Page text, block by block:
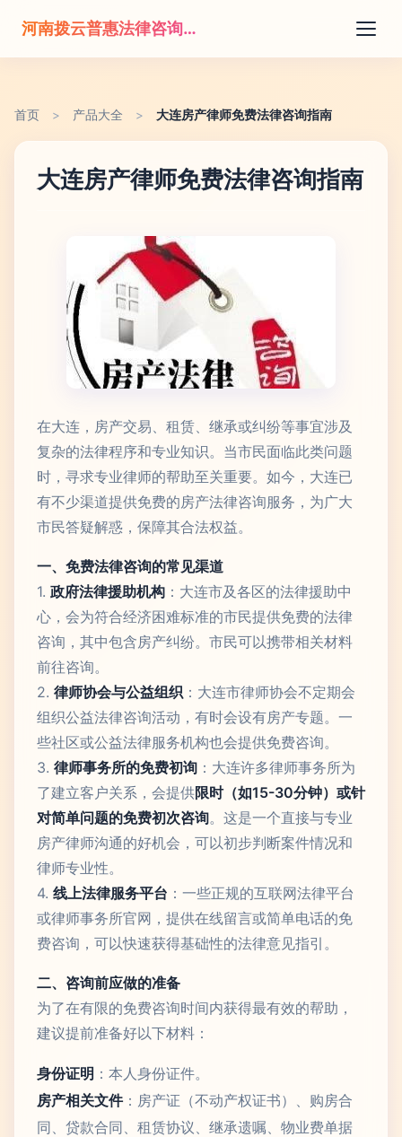
河南拨云普惠法律咨询有限公司
首页 > 产品大全 > 大连房产律师免费法律咨询指南
大连房产律师免费法律咨询指南
在大连，房产交易、租赁、继承或纠纷等事宜涉及
复杂的法律程序和专业知识。当市民面临此类问题
时，寻求专业律师的帮助至关重要。如今，大连已
有不少渠道提供免费的房产法律咨询服务，为广大
市民答疑解惑，保障其合法权益。
一、免费法律咨询的常见渠道
1. 政府法律援助机构 ：大连市及各区的法律援助中
心，会为符合经济困难标准的市民提供免费的法律
咨询，其中包含房产纠纷。市民可以携带相关材料
前往咨询。
2. 律师协会与公益组织 ：大连市律师协会不定期会
组织公益法律咨询活动，有时会设有房产专题。一
些社区或公益法律服务机构也会提供免费咨询。
3. 律师事务所的免费初询 ：大连许多律师事务所为
了建立客户关系，会提供限时（如15-30分钟）或针
对简单问题的免费初次咨询。这是一个直接与专业
房产律师沟通的好机会，可以初步判断案件情况和
律师专业性。
4. 线上法律服务平台 ：一些正规的互联网法律平台
或律师事务所官网，提供在线留言或简单电话的免
费咨询，可以快速获得基础性的法律意见指引。
二、咨询前应做的准备
为了在有限的免费咨询时间内获得最有效的帮助，
建议提前准备好以下材料：
身份证明 ：本人身份证件。
房产相关文件：房产证（不动产权证书）、购房合
同、贷款合同、租赁协议、继承遗嘱、物业费单据